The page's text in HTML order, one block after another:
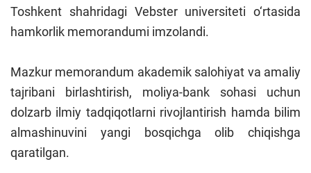
Toshkent shahridagi Vebster universiteti o‘rtasida
hamkorlik memorandumi imzolandi.
Mazkur memorandum akademik salohiyat va amaliy
tajribani birlashtirish, moliya-bank sohasi uchun
dolzarb ilmiy tadqiqotlarni rivojlantirish hamda bilim
almashinuvini yangi bosqichga olib chiqishga
qaratilgan.